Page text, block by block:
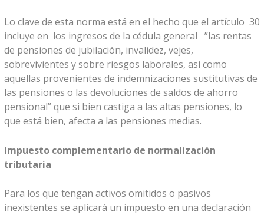
Lo clave de esta norma está en el hecho que el artículo 30
incluye en los ingresos de la cédula general ”las rentas
de pensiones de jubilación, invalidez, vejes,
sobrevivientes y sobre riesgos laborales, así como
aquellas provenientes de indemnizaciones sustitutivas de
las pensiones o las devoluciones de saldos de ahorro
pensional” que si bien castiga a las altas pensiones, lo
que está bien, afecta a las pensiones medias.
Impuesto complementario de normalización
tributaria
Para los que tengan activos omitidos o pasivos
inexistentes se aplicará un impuesto en una declaración